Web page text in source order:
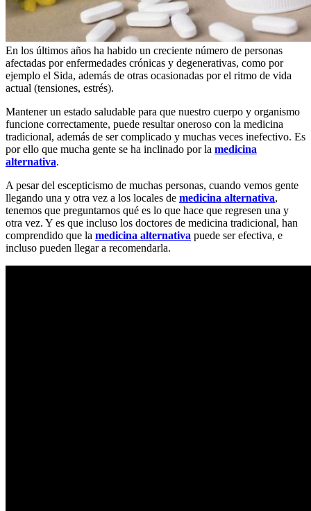
En los últimos años ha habido un creciente número de personas
afectadas por enfermedades crónicas y degenerativas, como por
ejemplo el Sida, además de otras ocasionadas por el ritmo de vida
actual (tensiones, estrés).
Mantener un estado saludable para que nuestro cuerpo y organismo
funcione correctamente, puede resultar oneroso con la medicina
tradicional, además de ser complicado y muchas veces inefectivo. Es
por ello que mucha gente se ha inclinado por la medicina
alternativa.
A pesar del escepticismo de muchas personas, cuando vemos gente
llegando una y otra vez a los locales de medicina alternativa,
tenemos que preguntarnos qué es lo que hace que regresen una y
otra vez. Y es que incluso los doctores de medicina tradicional, han
comprendido que la medicina alternativa puede ser efectiva, e
incluso pueden llegar a recomendarla.